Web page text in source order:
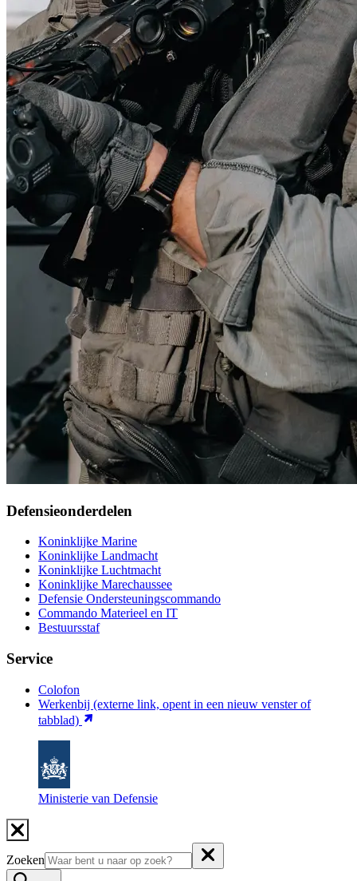
Defensieonderdelen
Koninklijke Marine
Koninklijke Landmacht
Koninklijke Luchtmacht
Koninklijke Marechaussee
Defensie Ondersteuningscommando
Commando Materieel en IT
Bestuursstaf
Service
Colofon
Werkenbij (externe link, opent in een nieuw venster of
tabblad)
Ministerie van Defensie
Zoeken